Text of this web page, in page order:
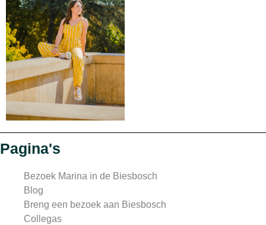
Pagina's
Bezoek Marina in de Biesbosch
Blog
Breng een bezoek aan Biesbosch
Collegas